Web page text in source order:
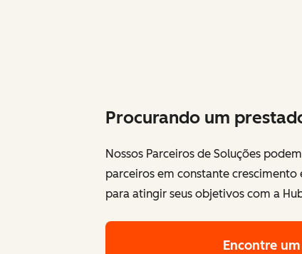
Procurando um
Nossos Parceiros de Soluções
parceiros em constante
para atingir seus objetivos com a
Encontre